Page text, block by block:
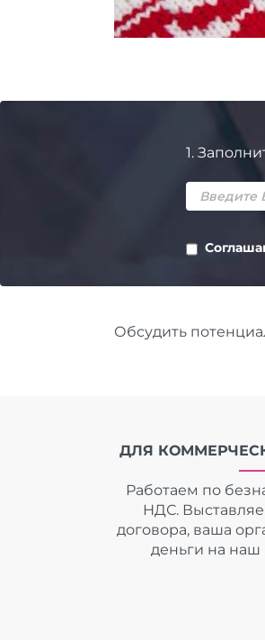
1.
Обсудить
ДЛЯ
Работаем по
НДС.
договора, ваша
деньги на наш